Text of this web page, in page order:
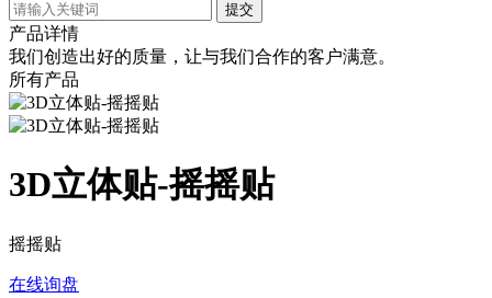
提交
产品详情
我们创造出好的质量，让与我们合作的客户满意。
所有产品
3D立体贴-摇摇贴
摇摇贴
在线询盘